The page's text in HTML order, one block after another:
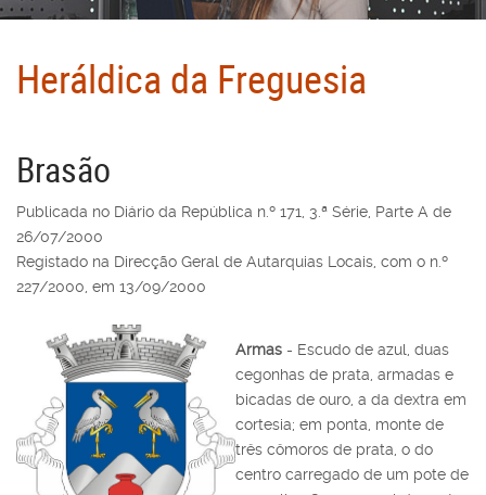
Heráldica da Freguesia
Brasão
Publicada no Diário da República n.º 171, 3.ª Série, Parte A de
26/07/2000
Registado na Direcção Geral de Autarquias Locais, com o n.º
227/2000, em 13/09/2000
Armas - Escudo de azul, duas
cegonhas de prata, armadas e
bicadas de ouro, a da dextra em
cortesia; em ponta, monte de
três cômoros de prata, o do
centro carregado de um pote de